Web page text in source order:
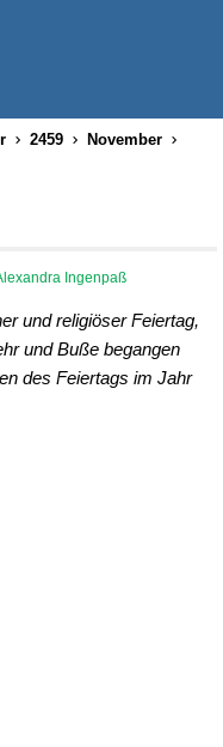
2459
November
Ingenpaß
und religiöser Feiertag,
und Buße begangen
des Feiertags im Jahr